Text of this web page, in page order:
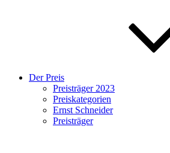
Der Preis
Preisträger 2023
Preiskategorien
Ernst Schneider
Preisträger